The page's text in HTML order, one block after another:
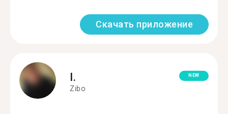
Скачать приложение
I.
Zibo
NEW